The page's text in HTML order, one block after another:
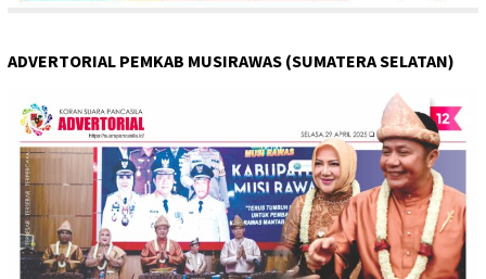
ADVERTORIAL PEMKAB MUSIRAWAS (SUMATERA SELATAN)